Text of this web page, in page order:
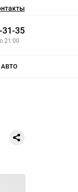
31-35
21:00